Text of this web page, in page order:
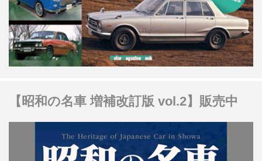
【昭和の名車 増補改訂版 vol.2】販売中